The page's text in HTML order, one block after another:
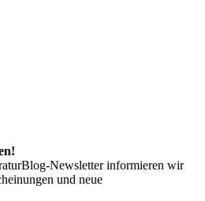
Newsletter informieren wir
und neue